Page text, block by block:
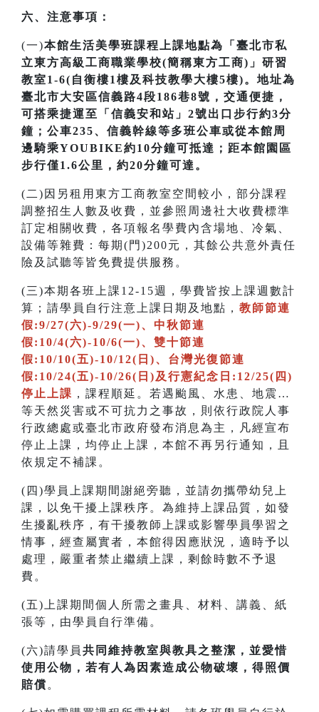
六、注意事項：
(一)本館生活美學班課程上課地點為「臺北市私
立東方高級工商職業學校(簡稱東方工商)」研習
教室1-6(自衡樓1樓及科技教學大樓5樓)。地址為
臺北市大安區信義路4段186巷8號，交通便捷，
可搭乘捷運至「信義安和站」2號出口步行約3分
鐘；公車235、信義幹線等多班公車或從本館周
邊騎乘YOUBIKE約10分鐘可抵達；距本館園區
步行僅1.6公里，約20分鐘可達。
(二)因另租用東方工商教室空間較小，部分課程
調整招生人數及收費，並參照周邊社大收費標準
訂定相關收費，各項報名學費內含場地、冷氣、
設備等雜費：每期(門)200元，其餘公共意外責任
險及試聽等皆免費提供服務。
(三)本期各班上課12-15週，學費皆按上課週數計
算；請學員自行注意上課日期及地點， 教師節連
假:9/27(六)-9/29(一)、中秋節連
假:10/4(六)-10/6(一)、雙十節連
假:10/10(五)-10/12(日)、台灣光復節連
假:10/24(五)-10/26(日)及行憲紀念日:12/25(四)
停止上課 ，課程順延。若遇颱風、水患、地震…
等天然災害或不可抗力之事故，則依行政院人事
行政總處或臺北市政府發布消息為主，凡經宣布
停止上課，均停止上課，本館不再另行通知，且
依規定不補課。
(四)學員上課期間謝絕旁聽，並請勿攜帶幼兒上
課，以免干擾上課秩序。為維持上課品質，如發
生擾亂秩序，有干擾教師上課或影響學員學習之
情事，經查屬實者，本館得因應狀況，適時予以
處理，嚴重者禁止繼續上課，剩餘時數不予退
費。
(五)上課期間個人所需之畫具、材料、講義、紙
張等，由學員自行準備。
(六)請學員 共同維持教室與教具之整潔，並愛惜
使用公物，若有人為因素造成公物破壞，得照價
賠償 。